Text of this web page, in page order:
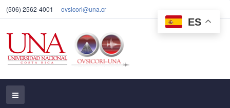
(506) 2562-4001 ovsicori@una.cr
ES